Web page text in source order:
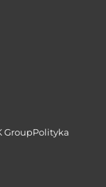
GroupPolityka